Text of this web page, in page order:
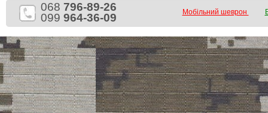
068 796-89-26
099 964-36-09 Мобільний шеврон